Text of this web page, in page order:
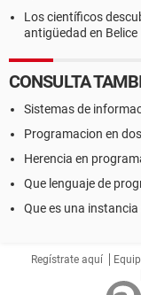
Los científicos
antigüedad en Belice
CONSULTA
Sistemas de
Programacion en dos
Herencia en
Que lenguaje de
Que es una
Regístrate aquí